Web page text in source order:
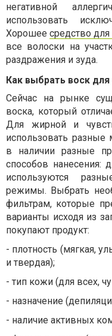
негативной
использовать
Хорошеесредство
все волоски на
раздражения и зуда.
Как выбрать воск
Сейчас на рынке
воска, который
Для жирной и
использовать
в наличии разные
способов нанесения:
используются
режимы. Выбрать
фильтрам, которые
варианты исходя из
покупают продукт:
- плотность (мягкая,
и твердая);
- тип кожи (для всех,
- назначение
- наличие активных